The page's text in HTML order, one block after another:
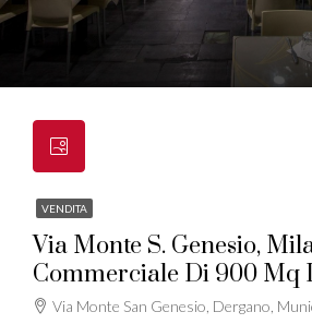
VENDITA
Via Monte S. Genesio,
Commerciale Di 900 Mq
Via Monte San Genesio, Dergano, Municipio 9,